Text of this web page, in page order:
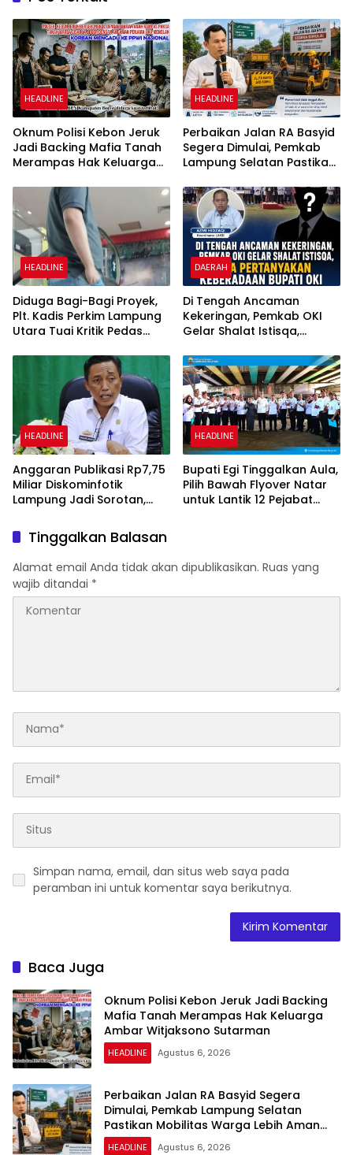
HEADLINE
Oknum Polisi Kebon Jeruk
Jadi Backing Mafia Tanah
Merampas Hak Keluarga
Sutarman
HEADLINE
Perbaikan Jalan RA Basyid
Segera Dimulai, Pemkab
Lampung Selatan Pastikan
Aman dan Nyaman
HEADLINE
Diduga Bagi-Bagi Proyek,
Plt. Kadis Perkim Lampung
Utara Tuai Kritik Pedas
DAERAH
Di Tengah Ancaman
Kekeringan, Pemkab OKI
Gelar Shalat Istisqa,
Keberadaan Bupati OKI
HEADLINE
Anggaran Publikasi Rp7,75
Miliar Diskominfotik
Lampung Jadi Sorotan,
Dana Dipertanyakan
HEADLINE
Bupati Egi Tinggalkan Aula,
Pilih Bawah Flyover Natar
untuk Lantik 12 Pejabat
Tinggalkan Balasan
Alamat email Anda tidak akan dipublikasikan. Ruas yang
wajib ditandai *
Simpan nama, email, dan situs web saya pada
peramban ini untuk komentar saya berikutnya.
Baca Juga
Oknum Polisi Kebon Jeruk Jadi Backing
Mafia Tanah Merampas Hak Keluarga
Ambar Witjaksono Sutarman
HEADLINE Agustus 6, 2026
Perbaikan Jalan RA Basyid Segera
Dimulai, Pemkab Lampung Selatan
Pastikan Mobilitas Warga Lebih Aman
dan Nyaman
HEADLINE Agustus 6, 2026